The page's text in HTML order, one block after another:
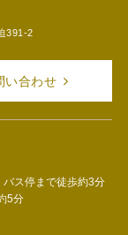
391-2
い合わせ
ス停まで徒歩約3分
5分